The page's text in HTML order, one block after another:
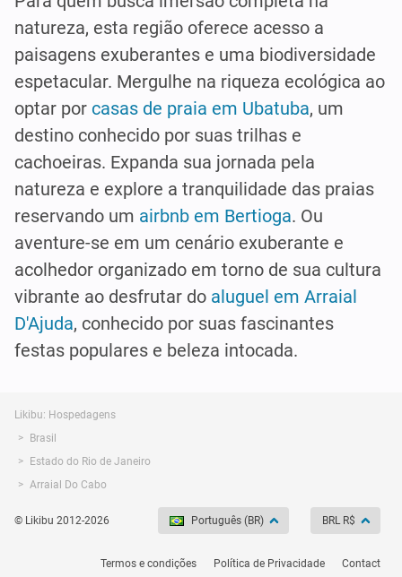
natureza, esta região oferece acesso a
paisagens exuberantes e uma biodiversidade
espetacular. Mergulhe na riqueza ecológica ao
optar por casas de praia em Ubatuba, um
destino conhecido por suas trilhas e
cachoeiras. Expanda sua jornada pela
natureza e explore a tranquilidade das praias
reservando um airbnb em Bertioga. Ou
aventure-se em um cenário exuberante e
acolhedor organizado em torno de sua cultura
vibrante ao desfrutar do aluguel em Arraial
D'Ajuda, conhecido por suas fascinantes
festas populares e beleza intocada.
Likibu: Hospedagens
Brasil
Estado do Rio de Janeiro
Arraial Do Cabo
© Likibu 2012-2026 Português (BR) BRL R$
Termos e condições Política de Privacidade Contact